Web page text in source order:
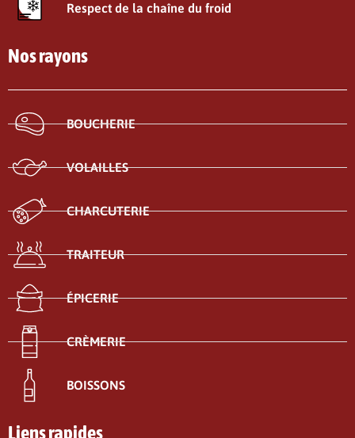
Respect de la chaîne du froid
Nos rayons
BOUCHERIE
VOLAILLES
CHARCUTERIE
TRAITEUR
ÉPICERIE
CRÈMERIE
BOISSONS
Liens rapides